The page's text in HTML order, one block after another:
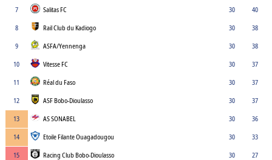
7
Salitas FC 30
40
8
Rail Club du Kadiogo 30
38
9
ASFA/Yennenga 30
38
10
Vitesse FC 30
37
11
Réal du Faso 30
37
12
ASF Bobo-Dioulasso 30
37
13
AS SONABEL 30
36
14
Etoile Filante Ouagadougou 30
33
15
Racing Club Bobo-Dioulasso 30
27